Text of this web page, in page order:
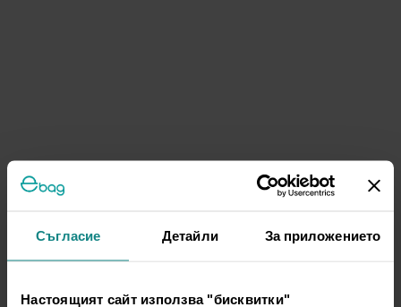
Съгласие Детайли За приложението
Настоящият сайт използва "бисквитки"